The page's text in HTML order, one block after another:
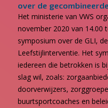
over de
Het ministerie van VWS
november 2020 van 14.00
symposium over de GLI,
Leefstijlinterventie. Het
iedereen die betrokken is
slag wil, zoals:
doorverwijzers,
buurtsportcoaches en